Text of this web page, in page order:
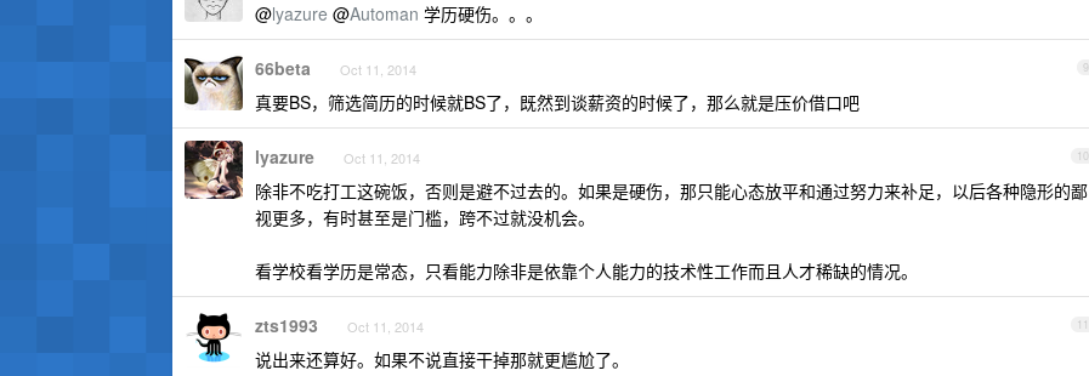
@lyazure @Automan 学历硬伤。。。
9
66beta Oct 11, 2014
真要BS，筛选简历的时候就BS了，既然到谈薪资的时候了，那么就是压价借口吧
10
lyazure Oct 11, 2014
除非不吃打工这碗饭，否则是避不过去的。如果是硬伤，那只能心态放平和通过努力来补足，以后各种隐形的鄙
视更多，有时甚至是门槛，跨不过就没机会。
看学校看学历是常态，只看能力除非是依靠个人能力的技术性工作而且人才稀缺的情况。
11
zts1993 Oct 11, 2014
说出来还算好。如果不说直接干掉那就更尴尬了。